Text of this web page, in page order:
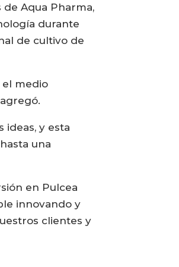
Aqua Pharma,
durante
de cultivo de
el medio
y esta
una
en Pulcea
innovando y
clientes y